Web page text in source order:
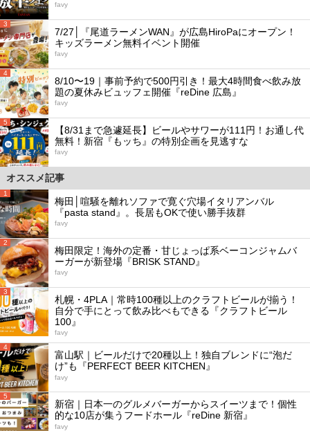
favy
3
7/27│『尾道ラーメンWAN』が広島HiroPaにオープン！
キッズラーメン無料イベント開催
favy
4
8/10〜19｜事前予約で500円引き！最大4時間食べ飲み放
題の夏休みビュッフェ開催『reDine 広島』
favy
5
【8/31まで急遽延長】ビールやサワーが111円！お通し代
無料！新宿『もッち』の特別企画を見逃すな
favy
オススメ記事
1
梅田│喧騒を離れソファで寛ぐ穴場イタリアンバル
『pasta stand』。長居もOKで使い勝手抜群
favy
2
梅田限定！海外の定番・甘じょっぱ系ベーコンジャムバ
ーガーが新登場『BRISK STAND』
favy
3
札幌・4PLA｜常時100種以上のクラフトビールが揃う！
自分で手にとって飲み比べもできる『クラフトビール
100』
favy
4
富山駅｜ビールだけで20種以上！独自ブレンドに“泡だ
け”も『PERFECT BEER KITCHEN』
favy
5
新宿｜日本一のグルメバーガーからスイーツまで！個性
的な10店が集うフードホール『reDine 新宿』
favy